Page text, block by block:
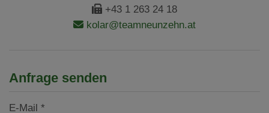
+43 1 263 24 18
kolar@teamneunzehn.at
Anfrage senden
E-Mail